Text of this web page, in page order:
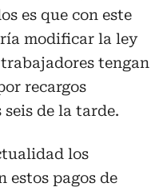
es que con este
modificar la ley
trabajadores tengan
recargos
de la tarde.
los
estos pagos de